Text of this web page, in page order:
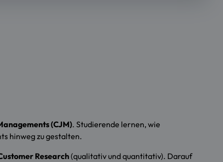
(CJM). Studierende lernen, wie
hinweg zu gestalten.
Research(qualitativ und quantitativ). Darauf